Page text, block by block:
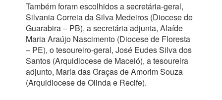
Também foram escolhidos a secretária-geral,
Silvania Correia da Silva Medeiros (Diocese de
Guarabira – PB), a secretária adjunta, Alaíde
Maria Araújo Nascimento (Diocese de Floresta
– PE), o tesoureiro-geral, José Eudes Silva dos
Santos (Arquidiocese de Maceió), a tesoureira
adjunto, Maria das Graças de Amorim Souza
(Arquidiocese de Olinda e Recife).